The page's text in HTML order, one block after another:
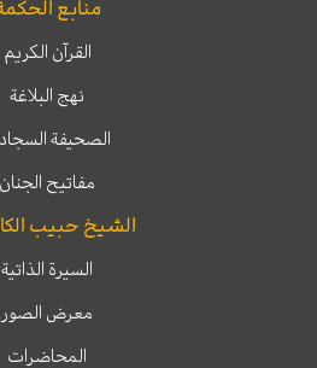
منابع
القرآن الكريم
نهج البلاغة
الصحيفة
مفاتيح الجنان
الشيخ حبيب
السيرة الذاتية
معرض الصور
المحاضرات